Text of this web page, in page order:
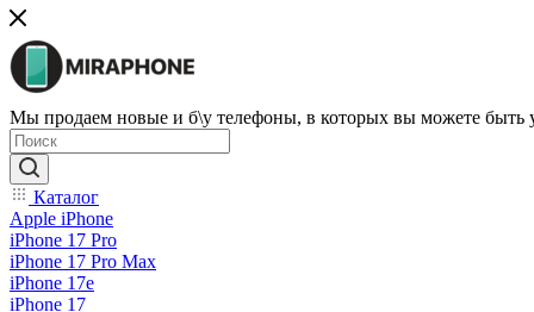
Мы продаем новые и б\у телефоны, в которых вы можете быть
Каталог
Apple iPhone
iPhone 17 Pro
iPhone 17 Pro Max
iPhone 17e
iPhone 17